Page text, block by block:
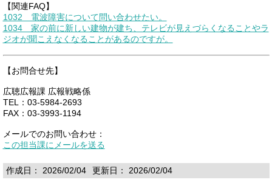
【関連FAQ】
1032 電波障害について問い合わせたい。
1034 家の前に新しい建物が建ち、テレビが見えづらくなることやラ
ジオが聞こえなくなることがあるのですが。
【お問合せ先】
広聴広報課 広報戦略係
TEL：03-5984-2693
FAX：03-3993-1194
メールでのお問い合わせ：
この担当課にメールを送る
作成日： 2026/02/04 更新日： 2026/02/04